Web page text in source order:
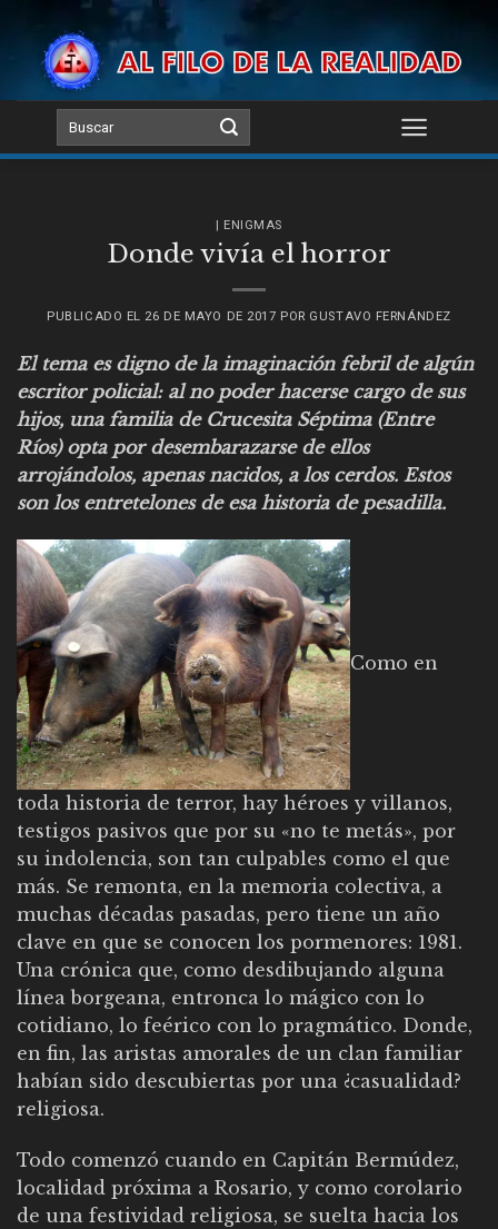
content
| ENIGMAS
Donde vivía el horror
PUBLICADO EL 26 DE MAYO DE 2017 POR GUSTAVO FERNÁNDEZ
El tema es digno de la imaginación febril de algún
escritor policial: al no poder hacerse cargo de sus
hijos, una familia de Crucesita Séptima (Entre
Ríos) opta por desembarazarse de ellos
arrojándolos, apenas nacidos, a los cerdos. Estos
son los entretelones de esa historia de pesadilla.
Como en
toda historia de terror, hay héroes y villanos,
testigos pasivos que por su «no te metás», por
su indolencia, son tan culpables como el que
más. Se remonta, en la memoria colectiva, a
muchas décadas pasadas, pero tiene un año
clave en que se conocen los pormenores: 1981.
Una crónica que, como desdibujando alguna
línea borgeana, entronca lo mágico con lo
cotidiano, lo feérico con lo pragmático. Donde,
en fin, las aristas amorales de un clan familiar
habían sido descubiertas por una ¿casualidad?
religiosa.
Todo comenzó cuando en Capitán Bermúdez,
localidad próxima a Rosario, y como corolario
de una festividad religiosa, se suelta hacia los